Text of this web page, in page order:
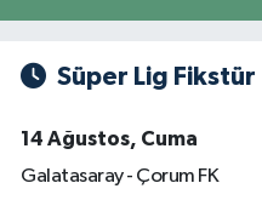
Süper Lig Fikstür
14 Ağustos, Cuma
Galatasaray - Çorum FK